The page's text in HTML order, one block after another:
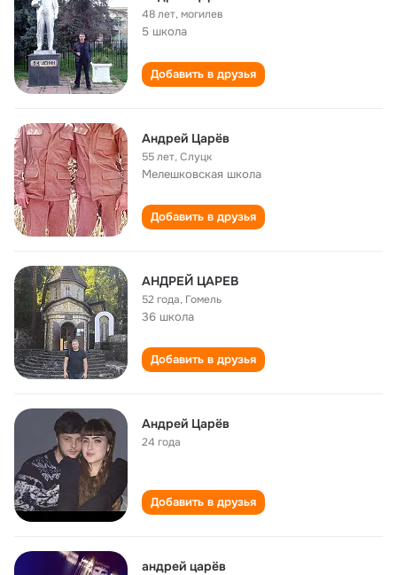
48 лет,могилев
5 школа
Добавить в друзья
Андрей Царёв
55 лет,Слуцк
Мелешковская школа
Добавить в друзья
АНДРЕЙ ЦАРЕВ
52 года, Гомель
36 школа
Добавить в друзья
Андрей Царёв
24 года
Добавить в друзья
андрей царёв